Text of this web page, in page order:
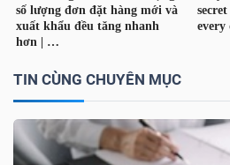
TIN CÙNG CHUYÊN MỤC
Bài
của
tác
giả
(-)